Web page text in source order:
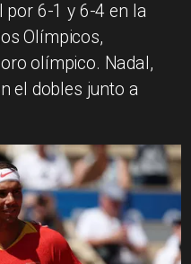
por 6-1 y 6-4 en la
Olímpicos,
olímpico. Nadal,
el dobles junto a